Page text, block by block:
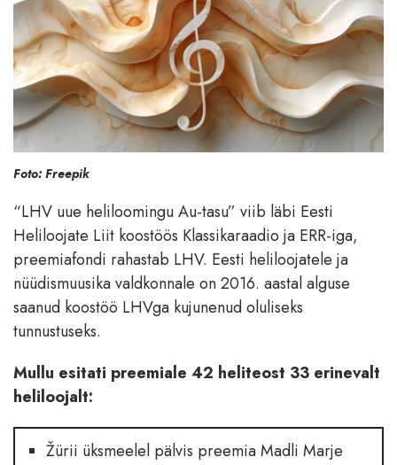
Foto: Freepik
“LHV uue heliloomingu Au-tasu” viib läbi Eesti
Heliloojate Liit koostöös Klassikaraadio ja ERR-iga,
preemiafondi rahastab LHV. Eesti heliloojatele ja
nüüdismuusika valdkonnale on 2016. aastal alguse
saanud koostöö LHVga kujunenud oluliseks
tunnustuseks.
Mullu esitati preemiale 42 heliteost 33 erinevalt
heliloojalt:
Žürii üksmeelel pälvis preemia Madli Marje